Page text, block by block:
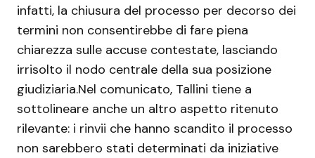
infatti, la chiusura del processo per decorso dei
termini non consentirebbe di fare piena
chiarezza sulle accuse contestate, lasciando
irrisolto il nodo centrale della sua posizione
giudiziaria.Nel comunicato, Tallini tiene a
sottolineare anche un altro aspetto ritenuto
rilevante: i rinvii che hanno scandito il processo
non sarebbero stati determinati da iniziative